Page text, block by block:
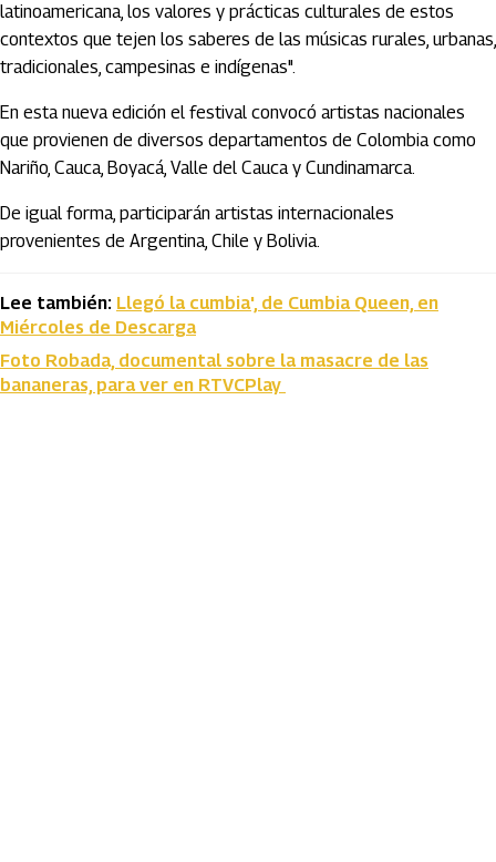
latinoamericana, los valores y prácticas culturales de estos
contextos que tejen los saberes de las músicas rurales, urbanas,
tradicionales, campesinas e indígenas".
En esta nueva edición el festival convocó artistas nacionales
que provienen de diversos departamentos de Colombia como
Nariño, Cauca, Boyacá, Valle del Cauca y Cundinamarca.
De igual forma, participarán artistas internacionales
provenientes de Argentina, Chile y Bolivia.
Lee también: Llegó la cumbia', de Cumbia Queen, en
Miércoles de Descarga
Foto Robada, documental sobre la masacre de las
bananeras, para ver en RTVCPlay